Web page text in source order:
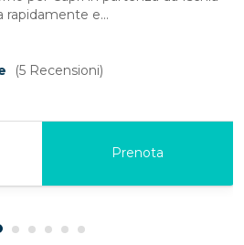
rapidamente e...
(5 Recensioni)
Prenota